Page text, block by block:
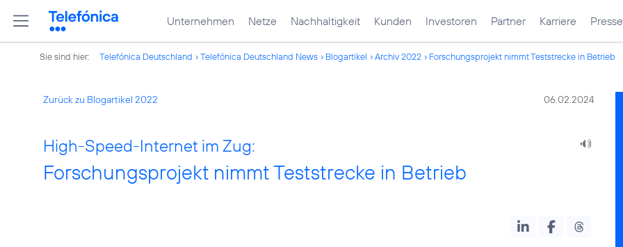
Unternehmen Netze Nachhaltigkeit Kunden Investoren Partner Karriere Presse
Sie sind hier: Telefónica Deutschland Telefónica Deutschland News Blogartikel Archiv 2022 Forschungsprojekt nimmt Teststrecke in Betrieb
Zurück zu Blogartikel 2022 06.02.2024
High-Speed-Internet im Zug:
Forschungsprojekt nimmt Teststrecke in Betrieb